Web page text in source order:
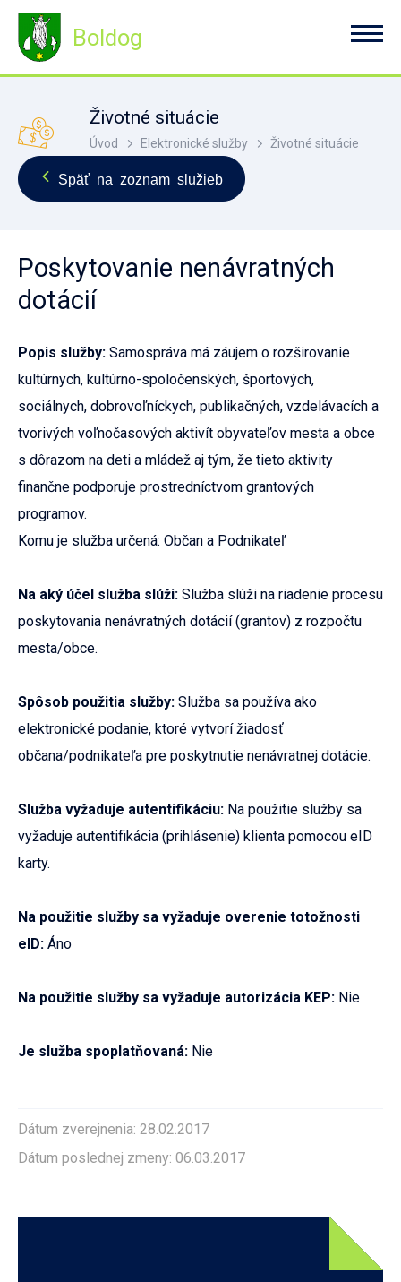
Boldog
Životné situácie
Úvod Elektronické služby Životné situácie
Späť na zoznam služieb
Poskytovanie nenávratných
dotácií
Popis služby: Samospráva má záujem o rozširovanie
kultúrnych, kultúrno-spoločenských, športových,
sociálnych, dobrovoľníckych, publikačných, vzdelávacích a
tvorivých voľnočasových aktivít obyvateľov mesta a obce
s dôrazom na deti a mládež aj tým, že tieto aktivity
finančne podporuje prostredníctvom grantových
programov.
Komu je služba určená: Občan a Podnikateľ
Na aký účel služba slúži: Služba slúži na riadenie procesu
poskytovania nenávratných dotácií (grantov) z rozpočtu
mesta/obce.
Spôsob použitia služby: Služba sa používa ako
elektronické podanie, ktoré vytvorí žiadosť
občana/podnikateľa pre poskytnutie nenávratnej dotácie.
Služba vyžaduje autentifikáciu: Na použitie služby sa
vyžaduje autentifikácia (prihlásenie) klienta pomocou eID
karty.
Na použitie služby sa vyžaduje overenie totožnosti
eID: Áno
Na použitie služby sa vyžaduje autorizácia KEP: Nie
Je služba spoplatňovaná: Nie
Dátum zverejnenia: 28.02.2017
Dátum poslednej zmeny: 06.03.2017